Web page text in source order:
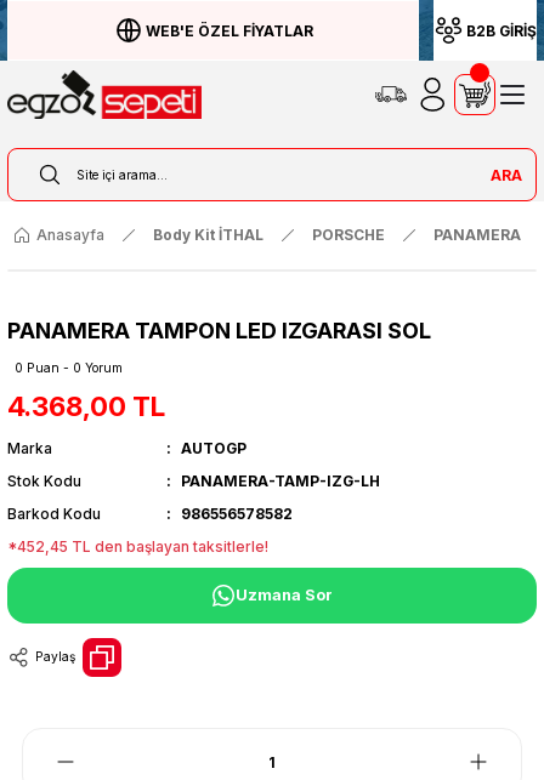
WEB'E ÖZEL FİYATLAR B2B GİRİŞ
ARA
Anasayfa Body Kit İTHAL PORSCHE PANAMERA
PANAMERA TAMPON LED IZGARASI SOL
0 Puan - 0 Yorum
4.368,00 TL
Marka
AUTOGP
Stok Kodu
PANAMERA-TAMP-IZG-LH
Barkod Kodu
986556578582
*452,45 TL den başlayan taksitlerle!
Uzmana Sor
Paylaş